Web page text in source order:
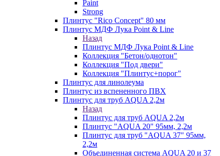
Paint
Strong
Плинтус "Rico Concept" 80 мм
Плинтус МДФ Лука Point & Line
Назад
Плинтус МДФ Лука Point & Line
Коллекция "Бетон/однотон"
Коллекция "Под двери"
Коллекция "Плинтус+порог"
Плинтус для линолеума
Плинтус из вспененного ПВХ
Плинтус для труб AQUA 2,2м
Назад
Плинтус для труб AQUA 2,2м
Плинтус "AQUA 20" 95мм, 2,2м
Плинтус для труб "AQUA 37" 95мм,
2,2м
Объединенная система AQUA 20 и 37